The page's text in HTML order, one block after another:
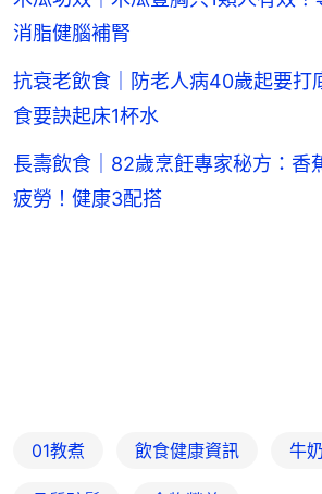
消脂健腦補腎
抗衰老飲食｜防老人病40歲起要打
食要訣起床1杯水
長壽飲食｜82歲烹飪專家秘方：香
疲勞！健康3配搭
01教煮 飲食健康資訊 牛奶